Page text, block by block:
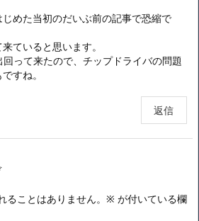
めた当初のだいぶ前の記事で恐縮で
ていると思います。
回って来たので、チップドライバの問題
すね。
返信
ことはありません。 ※ が付いている欄